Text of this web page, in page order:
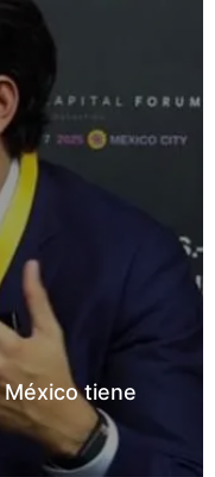
México tiene